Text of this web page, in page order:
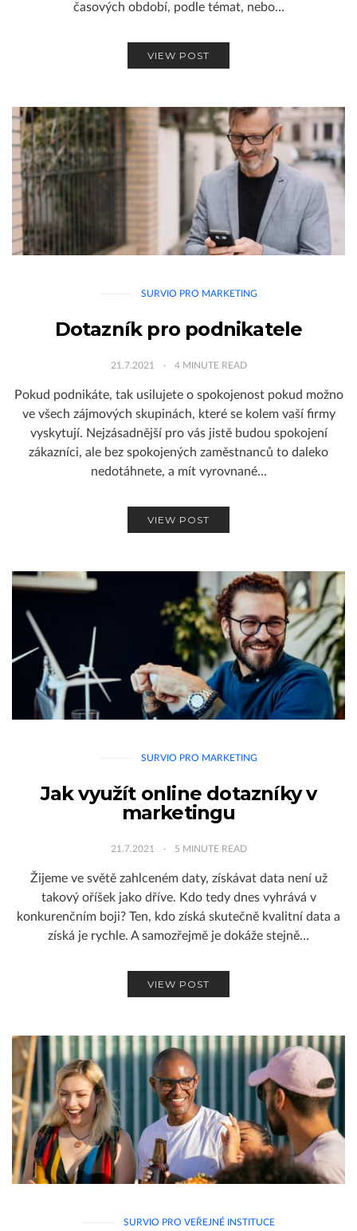
časových období, podle témat, nebo…
VIEW POST
SURVIO PRO MARKETING
Dotazník pro podnikatele
21.7.2021 4 MINUTE READ
Pokud podnikáte, tak usilujete o spokojenost pokud možno
ve všech zájmových skupinách, které se kolem vaší firmy
vyskytují. Nejzásadnější pro vás jistě budou spokojení
zákazníci, ale bez spokojených zaměstnanců to daleko
nedotáhnete, a mít vyrovnané…
VIEW POST
SURVIO PRO MARKETING
Jak využít online dotazníky v
marketingu
21.7.2021 5 MINUTE READ
Žijeme ve světě zahlceném daty, získávat data není už
takový oříšek jako dříve. Kdo tedy dnes vyhrává v
konkurenčním boji? Ten, kdo získá skutečně kvalitní data a
získá je rychle. A samozřejmě je dokáže stejně…
VIEW POST
SURVIO PRO VEŘEJNÉ INSTITUCE